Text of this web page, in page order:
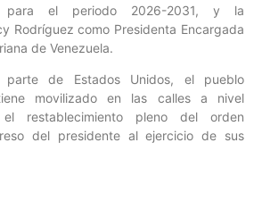
para el periodo 2026-2031, y la
Rodríguez como Presidenta Encargada
de Venezuela.
de Estados Unidos, el pueblo
movilizado en las calles a nivel
el restablecimiento pleno del orden
del presidente al ejercicio de sus